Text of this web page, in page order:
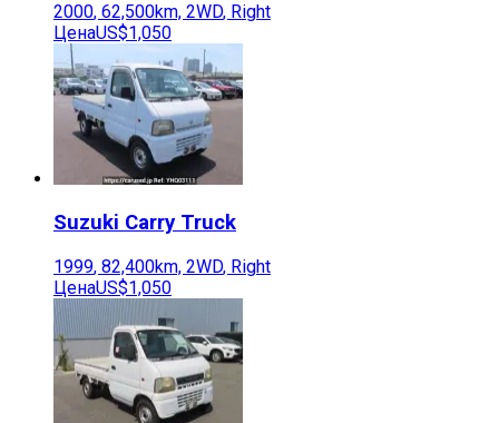
2000, 62,500km, 2WD, Right
ЦенаUS$1,050
Suzuki Carry Truck
1999, 82,400km, 2WD, Right
ЦенаUS$1,050